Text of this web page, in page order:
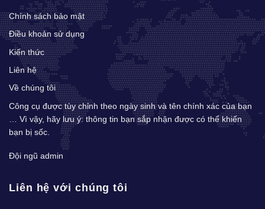
Chính sách bảo mật
Điều khoản sử dụng
Kiến thức
Liên hệ
Về chúng tôi
Công cụ được tùy chỉnh theo ngày sinh và tên chính xác của bạn
… Vì vậy, hãy lưu ý: thông tin bạn sắp nhận được có thể khiến
bạn bị sốc.
Đội ngũ admin
Liên hệ với chúng tôi